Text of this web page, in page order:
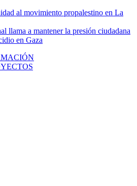
al movimiento propalestino en La
llama a mantener la presión ciudadana
en Gaza